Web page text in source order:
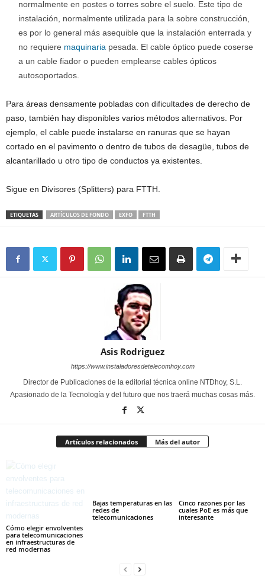
normalmente en postes o torres sobre el suelo. Este tipo de
instalación, normalmente utilizada para la sobre construcción,
es por lo general más asequible que la instalación enterrada y
no requiere maquinaria pesada. El cable óptico puede coserse
a un cable fiador o pueden emplearse cables ópticos
autosoportados.
Para áreas densamente pobladas con dificultades de derecho de
paso, también hay disponibles varios métodos alternativos. Por
ejemplo, el cable puede instalarse en ranuras que se hayan
cortado en el pavimento o dentro de tubos de desagüe, tubos de
alcantarillado u otro tipo de conductos ya existentes.
Sigue en Divisores (Splitters) para FTTH.
ETIQUETAS ARTÍCULOS DE FONDO EXFO FTTH
Asis Rodriguez
https://www.instaladoresdetelecomhoy.com
Director de Publicaciones de la editorial técnica online NTDhoy, S.L.
Apasionado de la Tecnología y del futuro que nos traerá muchas cosas más.
Artículos relacionados Más del autor
Cómo elegir envolventes
para telecomunicaciones
en infraestructuras de
red modernas
Bajas temperaturas en las
redes de
telecomunicaciones
Cinco razones por las
cuales PoE es más que
interesante